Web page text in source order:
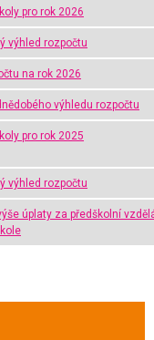
pro rok 2026
výhled rozpočtu
na rok 2026
výhledu rozpočtu
pro rok 2025
výhled rozpočtu
úplaty za předškolní